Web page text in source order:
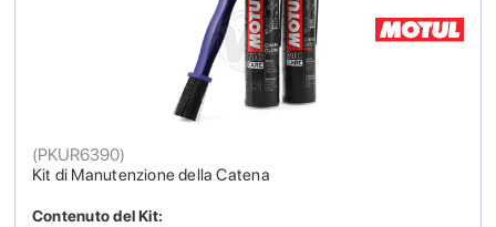
Kit di Manutenzione della Catena
(PKUR6390)
Contenuto del Kit: